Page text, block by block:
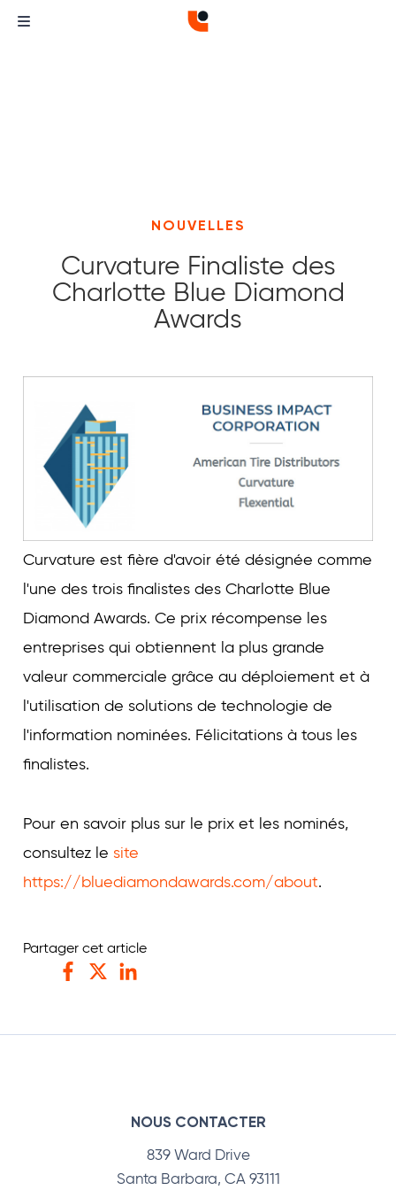
NOUVELLES
Curvature Finaliste des
Charlotte Blue Diamond
Awards
Curvature est fière d'avoir été désignée comme
l'une des trois finalistes des Charlotte Blue
Diamond Awards. Ce prix récompense les
entreprises qui obtiennent la plus grande
valeur commerciale grâce au déploiement et à
l'utilisation de solutions de technologie de
l'information nominées. Félicitations à tous les
finalistes.
Pour en savoir plus sur le prix et les nominés,
consultez le site
https://bluediamondawards.com/about.
Partager cet article
NOUS CONTACTER
839 Ward Drive
Santa Barbara, CA 93111